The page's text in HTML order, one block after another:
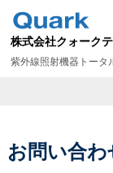
株式会社クォーク
紫外線照射機器トータ
お問い合わ